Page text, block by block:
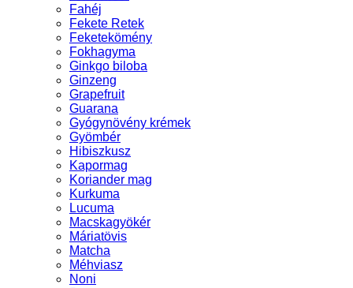
Fahéj
Fekete Retek
Feketekömény
Fokhagyma
Ginkgo biloba
Ginzeng
Grapefruit
Guarana
Gyógynövény krémek
Gyömbér
Hibiszkusz
Kapormag
Koriander mag
Kurkuma
Lucuma
Macskagyökér
Máriatövis
Matcha
Méhviasz
Noni